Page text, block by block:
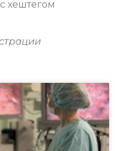
хештегом